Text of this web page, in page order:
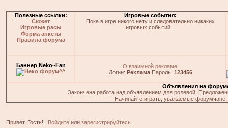
Полезные ссылки:
Сюжет
Игровые расы
Форма анкеты
Правила форума
Игровые события:
Пока в игре никого нету и следовательно никаких
игровых событий...
Баннер Neko~Fan
О взаимной рекламе:
Логин: РекламаПароль: 123456
Объявления на
Закончена работа над объявлением для ролевой.
Начинайте играть, уважаемые
Привет, Гость! Войдитеили зарегистрируйтесь.